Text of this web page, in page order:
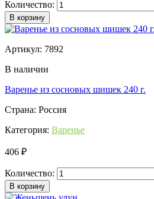
Количество:
В корзину
Артикул: 7892
В наличии
Варенье из сосновых шишек 240 г.
Страна: Россия
Категория: Варенье
406 ₽
Количество:
В корзину